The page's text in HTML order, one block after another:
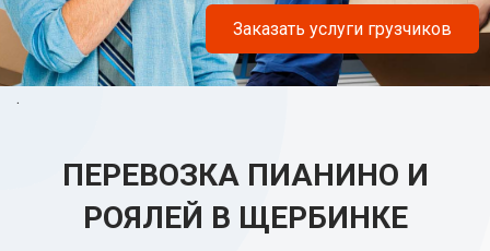
Заказать услуги грузчиков
.
ПЕРЕВОЗКА ПИАНИНО И
РОЯЛЕЙ В ЩЕРБИНКЕ